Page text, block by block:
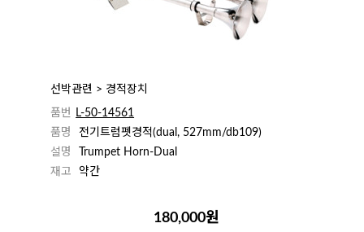
선박관련 > 경적장치
품번
L-50-14561
품명
전기트럼펫경적(dual, 527mm/db109)
설명
Trumpet Horn-Dual
재고
약간
180,000원